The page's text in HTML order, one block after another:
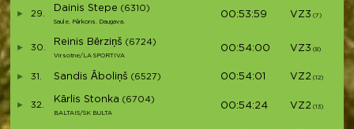
29.
Dainis Stepe (6310)
Saule. Pērkons. Daugava.
00:53:59 VZ3 (7)
30.
Reinis Bērziņš (6724)
Virsotne/LA SPORTIVA
00:54:00 VZ3 (8)
31. Sandis Āboliņš (6527) 00:54:01 VZ2 (12)
32.
Kārlis Stonka (6704)
BALTAIS/SK BULTA
00:54:24 VZ2 (13)